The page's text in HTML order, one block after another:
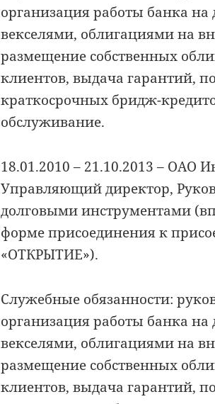
организация работы банка
векселями, облигациями на
размещение собственных
клиентов, выдача гарантий,
краткосрочных бридж-
обслуживание.
18.01.2010 – 21.10.2013 – ОАО
Управляющий директор,
долговыми инструментами
форме присоединения к
«ОТКРЫТИЕ»).
Служебные обязанности:
организация работы банка
векселями, облигациями на
размещение собственных
клиентов, выдача гарантий,